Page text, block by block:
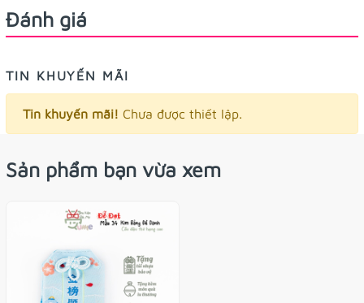
Công dụng:
hoặc để ví tiền nè
Hướng dẫn sử dụng:
thường xuyên, không cần cầu khấn, khấn vái hay thắp
nhang cúng kiến gì cả.
nguyện, không phải bùa chú nên không có ý niệm hại
người khác, yushou chỉ mang ý nghĩa tốt đẹp đến cho
vòng mèo may mắn nha!!!
Hình ảnh do Tiệm Điều Ước tự chụp nà! Màu sắc bên ngoài
Đánh giá
TIN KHUYẾN MÃI
Tin khuyến mãi! Chưa được thiết lập.
Sản phẩm bạn vừa xem